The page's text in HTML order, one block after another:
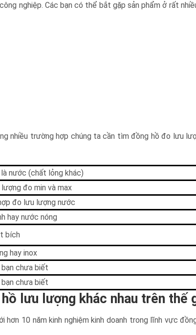
nghiệp. Các bạn có thể bắt gặp sản phẩm ở rất
nhiều trường hợp chúng ta cần tìm đồng hồ đo lưu
nước (chất lỏng khác)
đo min và max
đo lưu lượng nước
hay nước nóng
bích
hay inox
chưa biết
chưa biết
lưu lượng khác nhau trên thế
10 năm kinh nghiệm kinh doanh trong lĩnh vực